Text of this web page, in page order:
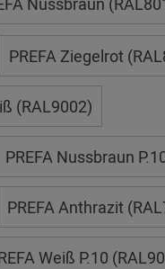
PREFA Ziegelrot
(RAL9002)
PREFA Nussbraun
PREFA Anthrazit
Weiß P.10